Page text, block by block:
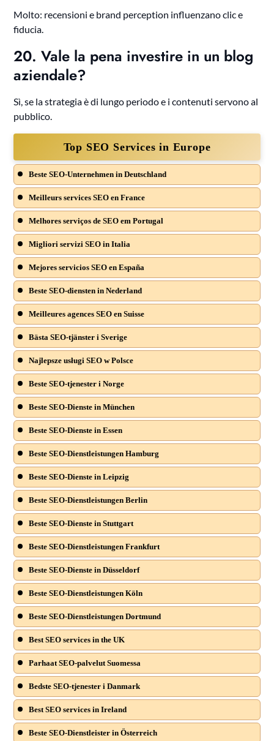
Molto: recensioni e brand perception influenzano clic e
fiducia.
20. Vale la pena investire in un blog
aziendale?
Sì, se la strategia è di lungo periodo e i contenuti servono al
pubblico.
Top SEO Services in Europe
Beste SEO-Unternehmen in Deutschland
Meilleurs services SEO en France
Melhores serviços de SEO em Portugal
Migliori servizi SEO in Italia
Mejores servicios SEO en España
Beste SEO-diensten in Nederland
Meilleures agences SEO en Suisse
Bästa SEO-tjänster i Sverige
Najlepsze usługi SEO w Polsce
Beste SEO-tjenester i Norge
Beste SEO-Dienste in München
Beste SEO-Dienste in Essen
Beste SEO-Dienstleistungen Hamburg
Beste SEO-Dienste in Leipzig
Beste SEO-Dienstleistungen Berlin
Beste SEO-Dienste in Stuttgart
Beste SEO-Dienstleistungen Frankfurt
Beste SEO-Dienste in Düsseldorf
Beste SEO-Dienstleistungen Köln
Beste SEO-Dienstleistungen Dortmund
Best SEO services in the UK
Parhaat SEO-palvelut Suomessa
Bedste SEO-tjenester i Danmark
Best SEO services in Ireland
Beste SEO-Dienstleister in Österreich